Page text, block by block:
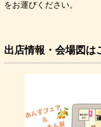
をお運びください。
出店情報・会場図は